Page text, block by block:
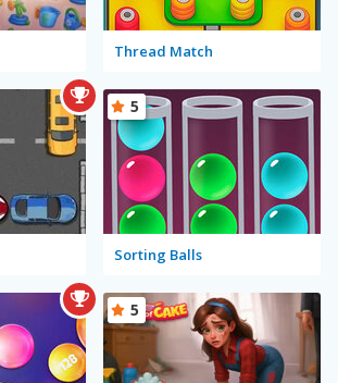
Thread Match
Sorting Balls
5
5